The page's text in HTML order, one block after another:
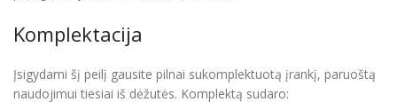
Komplektacija
Įsigydami šį peilį gausite pilnai sukomplektuotą įrankį, paruoštą
naudojimui tiesiai iš dėžutės. Komplektą sudaro: